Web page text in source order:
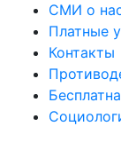
СМИ о
Платные
Контакты